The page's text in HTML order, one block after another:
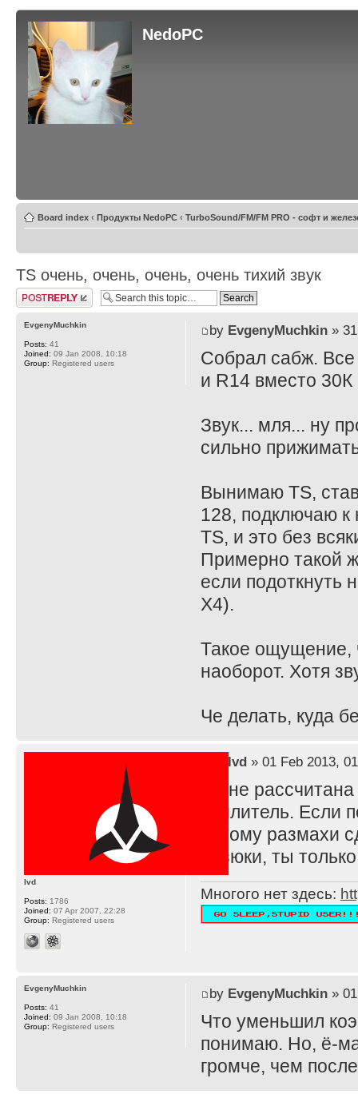
NedoPC
Board index ‹ Продукты NedoPC ‹ TurboSound/FM/FM PRO - софт и
TS очень, очень, очень, очень тихий звук
Post a reply
by EvgenyMuchkin» 31
Собрал сабж.
и R14 вместо 30К
Звук... мля... ну
сильно
Вынимаю TS,
128, подключаю к
TS, и это без
Примерно такой
если подоткнуть
X4).
Такое ощущение,
наоборот. Хотя
Че делать, куда
EvgenyMuchkin
Posts: 41
Joined: 09 Jan 2008, 10:18
Group: Registered users
lvd» 01 Feb 2013,
TS не
усилитель. Если
потому размахи
резюки, ты
Многого нет здесь:
lvd
Posts: 1786
Joined: 07 Apr 2007, 22:28
Group: Registered users
by EvgenyMuchkin» 01
Что уменьшил
понимаю. Но, ё-
громче, чем
EvgenyMuchkin
Posts: 41
Joined: 09 Jan 2008, 10:18
Group: Registered users